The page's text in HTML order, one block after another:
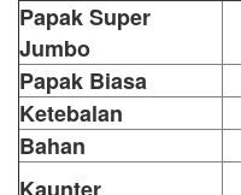
Papak Super
Jumbo
Papak Biasa
Ketebalan
Bahan